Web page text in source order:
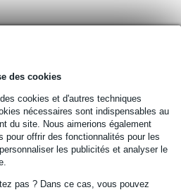
des cookies
cookies et d'autres techniques
nécessaires sont indispensables au
du site. Nous aimerions également
pour offrir des fonctionnalités pour les
les publicités et analyser le
pas ? Dans ce cas, vous pouvez
6,35 mm
jaune, bleu, vert, blanc et noir
du produit